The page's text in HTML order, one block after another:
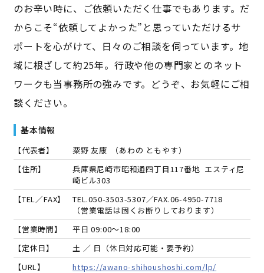
のお辛い時に、ご依頼いただく仕事でもあります。だ
からこそ“依頼してよかった”と思っていただけるサ
ポートを心がけて、日々のご相談を伺っています。地
域に根ざして約25年。行政や他の専門家とのネット
ワークも当事務所の強みです。どうぞ、お気軽にご相
談ください。
基本情報
【代表者】 粟野 友康 （あわの ともやす）
【住所】
兵庫県尼崎市昭和通四丁目117番地 エスティ尼
崎ビル303
【TEL／FAX】
TEL.050-3503-5307／FAX.06-4950-7718
（営業電話は固くお断りしております）
【営業時間】
平日 09:00～18:00
【定休日】
土 ／ 日（休日対応可能・要予約）
【URL】
https://awano-shihoushoshi.com/lp/